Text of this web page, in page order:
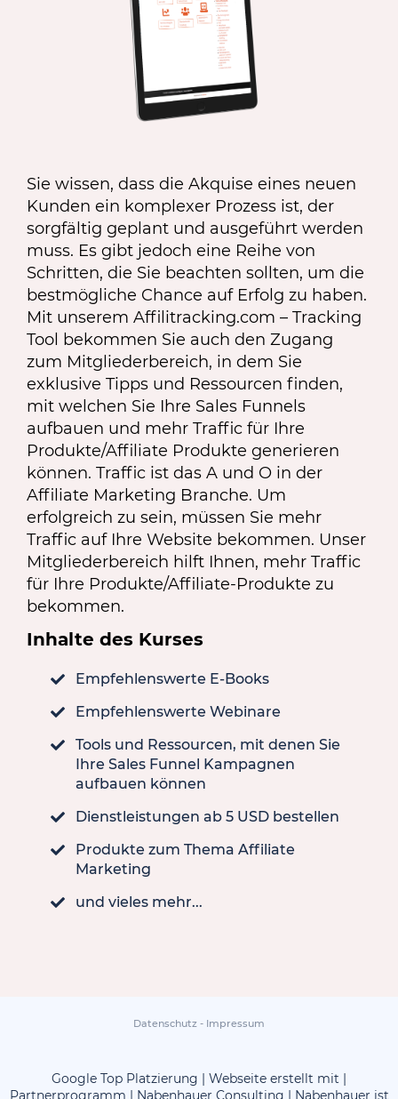
Sie wissen, dass die Akquise eines neuen
Kunden ein komplexer Prozess ist, der
sorgfältig geplant und ausgeführt werden
muss. Es gibt jedoch eine Reihe von
Schritten, die Sie beachten sollten, um die
bestmögliche Chance auf Erfolg zu haben.
Mit unserem Affilitracking.com – Tracking
Tool bekommen Sie auch den Zugang
zum Mitgliederbereich, in dem Sie
exklusive Tipps und Ressourcen finden,
mit welchen Sie Ihre Sales Funnels
aufbauen und mehr Traffic für Ihre
Produkte/Affiliate Produkte generieren
können. Traffic ist das A und O in der
Affiliate Marketing Branche. Um
erfolgreich zu sein, müssen Sie mehr
Traffic auf Ihre Website bekommen. Unser
Mitgliederbereich hilft Ihnen, mehr Traffic
für Ihre Produkte/Affiliate-Produkte zu
bekommen.
Inhalte des Kurses
Empfehlenswerte E-Books
Empfehlenswerte Webinare
Tools und Ressourcen, mit denen Sie
Ihre Sales Funnel Kampagnen
aufbauen können
Dienstleistungen ab 5 USD bestellen
Produkte zum Thema Affiliate
Marketing
und vieles mehr...
Datenschutz - Impressum
Google Top Platzierung | Webseite erstellt mit |
Partnerprogramm | Nabenhauer Consulting | Nabenhauer ist